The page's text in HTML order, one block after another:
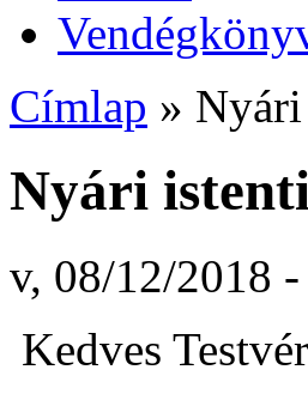
Címlap »
Nyári
v, 08/12/2018
Kedves